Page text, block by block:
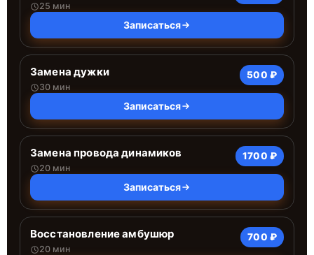
25 мин
Записаться
Замена дужки
30 мин
500 ₽
Записаться
Замена провода динамиков
20 мин
1700 ₽
Записаться
Восстановление амбушюр
20 мин
700 ₽